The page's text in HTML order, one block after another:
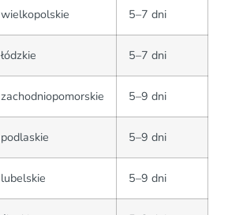
wielkopolskie 5–7 dni
łódzkie 5–7 dni
zachodniopomorskie 5–9 dni
podlaskie 5–9 dni
lubelskie 5–9 dni